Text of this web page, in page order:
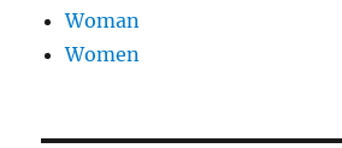
Woman
Women